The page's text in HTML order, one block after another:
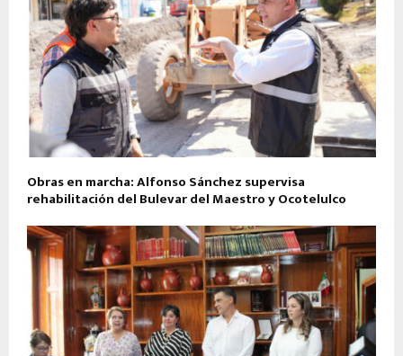
Obras en marcha: Alfonso Sánchez supervisa
rehabilitación del Bulevar del Maestro y Ocotelulco